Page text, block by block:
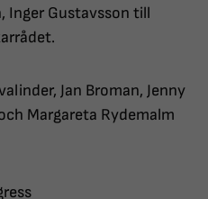
Inger Gustavsson till
Jan Broman, Jenny
Margareta Rydemalm